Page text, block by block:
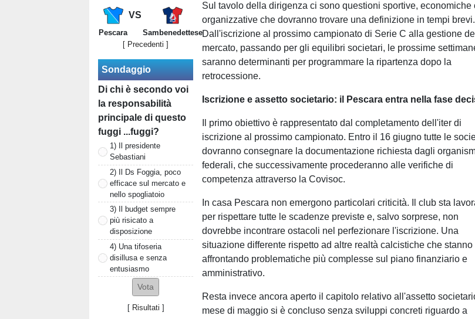
VS
Pescara
Sambenedettese
[ Precedenti ]
Sondaggio
Di chi è secondo voi
la responsabilità
principale di questo
fuggi ...fuggi?
1) Il presidente
Sebastiani
2) Il Ds Foggia, poco
efficace sul mercato e
nello spogliatoio
3) Il budget sempre
più risicato a
disposizione
4) Una tifoseria
disillusa e senza
entusiasmo
[ Risultati ]
Sul tavolo della dirigenza ci sono questioni sportive, economiche
organizzative che dovranno trovare una definizione in tempi brevi.
Dall'iscrizione al prossimo campionato di Serie C alla gestione del
mercato, passando per gli equilibri societari, le prossime
saranno determinanti per programmare la ripartenza dopo la
retrocessione.
Iscrizione e assetto societario: il Pescara entra nella fase
Il primo obiettivo è rappresentato dal completamento dell'iter di
iscrizione al prossimo campionato. Entro il 16 giugno tutte le
dovranno consegnare la documentazione richiesta dagli
federali, che successivamente procederanno alle verifiche di
competenza attraverso la Covisoc.
In casa Pescara non emergono particolari criticità. Il club sta
per rispettare tutte le scadenze previste e, salvo sorprese, non
dovrebbe incontrare ostacoli nel perfezionare l'iscrizione. Una
situazione differente rispetto ad altre realtà calcistiche che stanno
affrontando problematiche più complesse sul piano finanziario e
amministrativo.
Resta invece ancora aperto il capitolo relativo all'assetto
mese di maggio si è concluso senza sviluppi concreti riguardo a